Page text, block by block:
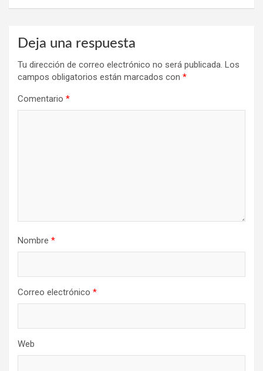
Deja una respuesta
Tu dirección de correo electrónico no será publicada. Los
campos obligatorios están marcados con *
Comentario *
Nombre *
Correo electrónico *
Web